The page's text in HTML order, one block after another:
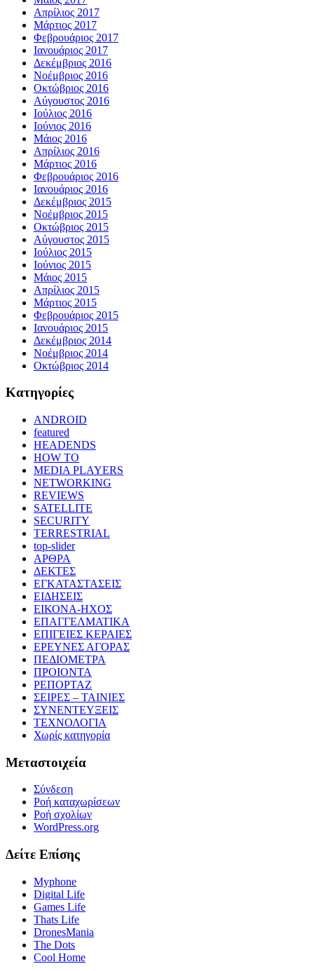
Απρίλιος 2017
Μάρτιος 2017
Φεβρουάριος 2017
Ιανουάριος 2017
Δεκέμβριος 2016
Νοέμβριος 2016
Οκτώβριος 2016
Αύγουστος 2016
Ιούλιος 2016
Ιούνιος 2016
Μάιος 2016
Απρίλιος 2016
Μάρτιος 2016
Φεβρουάριος 2016
Ιανουάριος 2016
Δεκέμβριος 2015
Νοέμβριος 2015
Οκτώβριος 2015
Αύγουστος 2015
Ιούλιος 2015
Ιούνιος 2015
Μάιος 2015
Απρίλιος 2015
Μάρτιος 2015
Φεβρουάριος 2015
Ιανουάριος 2015
Δεκέμβριος 2014
Νοέμβριος 2014
Οκτώβριος 2014
Kατηγορίες
ANDROID
featured
HEADENDS
HOW TO
MEDIA PLAYERS
NETWORKING
REVIEWS
SATELLITE
SECURITY
TERRESTRIAL
top-slider
ΑΡΘΡΑ
ΔΕΚΤΕΣ
ΕΓΚΑΤΑΣΤΑΣΕΙΣ
ΕΙΔΗΣΕΙΣ
ΕΙΚΟΝΑ-ΗΧΟΣ
ΕΠΑΓΓΕΛΜΑΤΙΚΑ
ΕΠΙΓΕΙΕΣ ΚΕΡΑΙΕΣ
ΕΡΕΥΝΕΣ ΑΓΟΡΑΣ
ΠΕΔΙΟΜΕΤΡΑ
ΠΡΟΙΟΝΤΑ
ΡΕΠΟΡΤΑΖ
ΣΕΙΡΕΣ – ΤΑΙΝΙΕΣ
ΣΥΝΕΝΤΕΥΞΕΙΣ
ΤΕΧΝΟΛΟΓΙΑ
Χωρίς κατηγορία
Μεταστοιχεία
Σύνδεση
Ροή καταχωρίσεων
Ροή σχολίων
WordPress.org
Δείτε Επίσης
Myphone
Digital Life
Games Life
Thats Life
DronesMania
The Dots
Cool Home